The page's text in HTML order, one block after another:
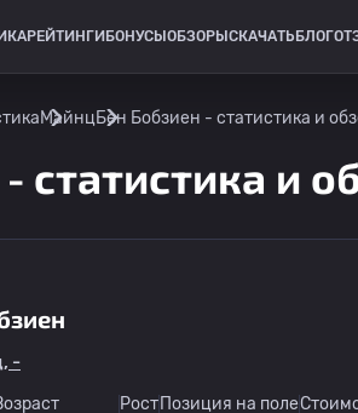
РЕЙТИНГИ БОНУСЫ ОБЗОРЫ СКАЧАТЬ БЛОГ
МайнцБен Бобзиен - статистика и
статистика и
-
РостПозиция на поле